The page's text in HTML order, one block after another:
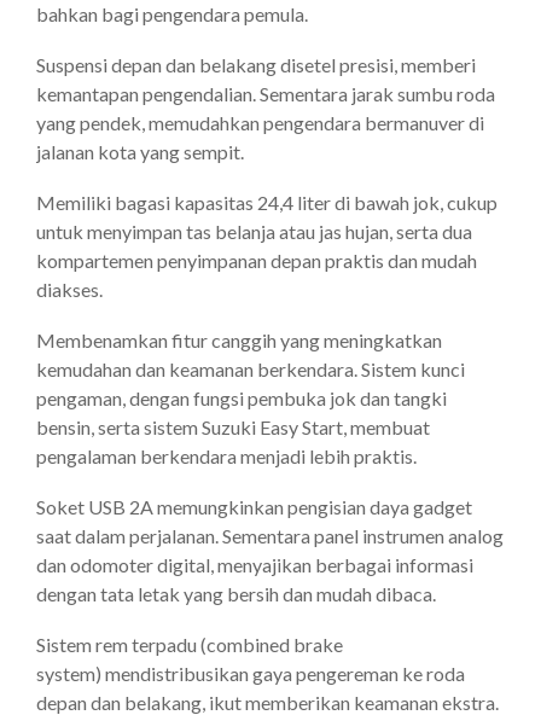
bahkan bagi pengendara pemula.
Suspensi depan dan belakang disetel presisi, memberi
kemantapan pengendalian. Sementara jarak sumbu roda
yang pendek, memudahkan pengendara bermanuver di
jalanan kota yang sempit.
Memiliki bagasi kapasitas 24,4 liter di bawah jok, cukup
untuk menyimpan tas belanja atau jas hujan, serta dua
kompartemen penyimpanan depan praktis dan mudah
diakses.
Membenamkan fitur canggih yang meningkatkan
kemudahan dan keamanan berkendara. Sistem kunci
pengaman, dengan fungsi pembuka jok dan tangki
bensin, serta sistem Suzuki Easy Start, membuat
pengalaman berkendara menjadi lebih praktis.
Soket USB 2A memungkinkan pengisian daya gadget
saat dalam perjalanan. Sementara panel instrumen analog
dan odomoter digital, menyajikan berbagai informasi
dengan tata letak yang bersih dan mudah dibaca.
Sistem rem terpadu (combined brake
system) mendistribusikan gaya pengereman ke roda
depan dan belakang, ikut memberikan keamanan ekstra.